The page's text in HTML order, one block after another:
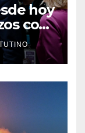
hoy
con
Roma